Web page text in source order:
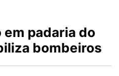
padaria do
bombeiros